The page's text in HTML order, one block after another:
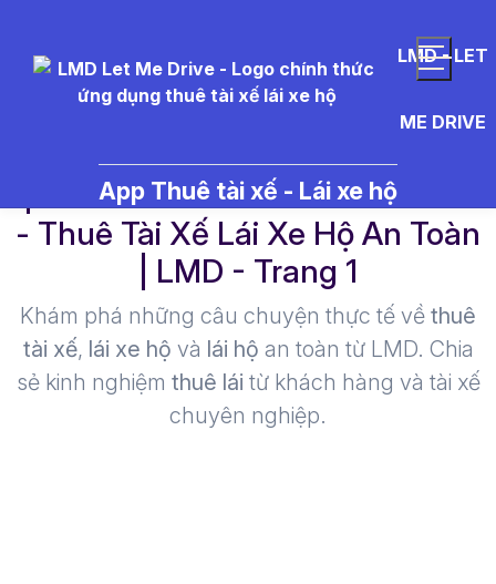
LMD - LET
ME DRIVE
App Thuê tài xế - Lái xe hộ
- Thuê Tài Xế Lái Xe Hộ An Toàn
| LMD - Trang 1​
Khám phá những câu chuyện thực tế về thuê
tài xế, lái xe hộ và lái hộ an toàn từ LMD. Chia
sẻ kinh nghiệm thuê lái từ khách hàng và tài xế
chuyên nghiệp.